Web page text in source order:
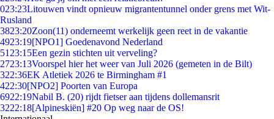
023:23Litouwen vindt opnieuw migrantentunnel onder grens met Wit-
Rusland
3823:20Zoon(11) onderneemt werkelijk geen reet in de vakantie
4923:19[NPO1] Goedenavond Nederland
51 23:15Een gezin stichten uit verveling?
2723:13Voorspel hier het weer van Juli 2026 (gemeten in de Bilt)
322:36EK Atletiek 2026 te Birmingham #1
422:30[NPO2] Poorten van Europa
6922:19Nabil B. (20) rijdt fietser aan tijdens dollemansrit
3222:18[Alpineskiën] #20 Op weg naar de OS!